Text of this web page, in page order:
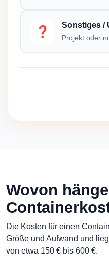
❓ Sonstiges /
Projekt oder
Wovon
Die Kosten für einen
Größe und Aufwand und
von etwa 150 € bis 600 €.